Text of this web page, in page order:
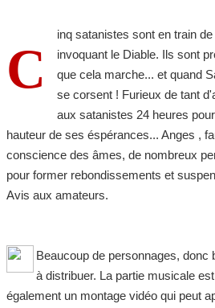
C
inq satanistes sont en train
invoquant le Diable. Ils sont
que cela marche... et quand
se corsent ! Furieux de tant
aux satanistes 24 heures
hauteur de ses éspérances... Anges ,
conscience des âmes, de nombreux
pour former rebondissements et
Avis aux amateurs.
Beaucoup de personnages, donc
à distribuer. La partie musicale
également un montage vidéo qui peut